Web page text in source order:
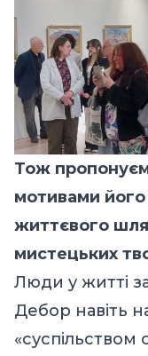
Тож
мотивами
життєвого
мистецьких
Люди у житті
Дебор навіть
«суспільством